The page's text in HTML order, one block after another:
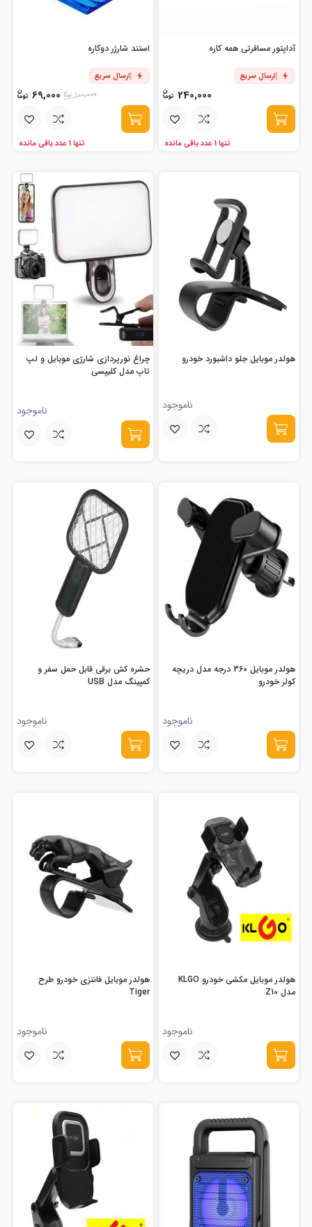
آداپتور مسافرتی همه کاره
ارسال سریع
240,000
تنها 1 عدد باقی مانده
استند شارژر دوکاره
ارسال سریع
100,000
69,000
تنها 1 عدد باقی مانده
هولدر موبایل جلو داشبورد خودرو
ناموجود
چراغ نورپردازی شارژی موبایل و لپ
تاپ مدل کلیپسی
ناموجود
هولدر موبایل 360 درجه مدل دریچه
کولر خودرو
ناموجود
حشره کش برقی قابل حمل سفر و
کمپینگ مدل USB
ناموجود
هولدر موبایل مکشی خودرو KLGO
مدل Z10
ناموجود
هولدر موبایل فانتزی خودرو طرح
Tiger
ناموجود